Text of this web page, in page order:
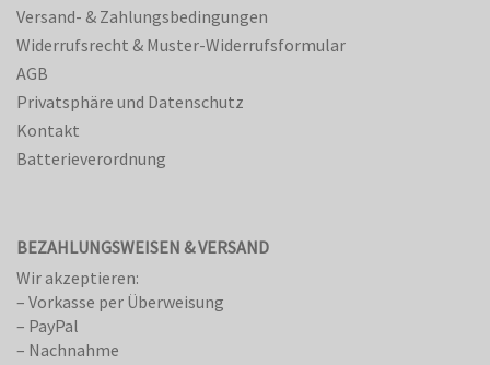
Versand- & Zahlungsbedingungen
Widerrufsrecht & Muster-Widerrufsformular
AGB
Privatsphäre und Datenschutz
Kontakt
Batterieverordnung
BEZAHLUNGSWEISEN & VERSAND
Wir akzeptieren:
– Vorkasse per Überweisung
– PayPal
– Nachnahme